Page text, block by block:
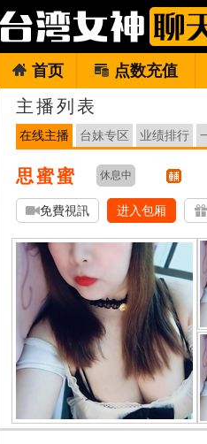
首页 点数充值
主播列表
在线主播 台妹专区 业绩排行
思蜜蜜 休息中
免費視訊 进入包厢